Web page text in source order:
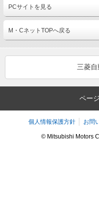
PCサイトを見る
M・CネットTOPへ戻る
三菱自
ペー
個人情報保護方針 お問
© Mitsubishi Motors